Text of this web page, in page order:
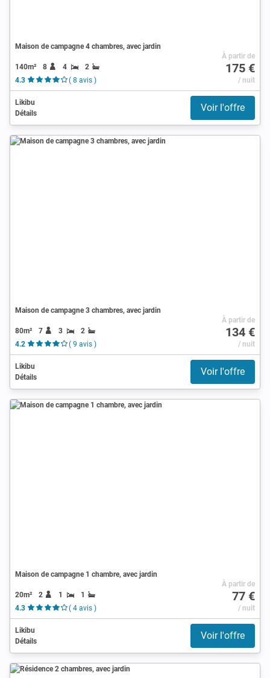
Maison de campagne 4 chambres, avec jardin
140m² 8 4
2
4.3
( 8 avis )
À partir de
175 €
/ nuit
Likibu
Détails
Voir l'offre
Maison de campagne 3 chambres, avec jardin
80m² 7 3
2
4.2
( 9 avis )
À partir de
134 €
/ nuit
Likibu
Détails
Voir l'offre
Maison de campagne 1 chambre, avec jardin
20m² 2 1
1
4.3
( 4 avis )
À partir de
77 €
/ nuit
Likibu
Détails
Voir l'offre